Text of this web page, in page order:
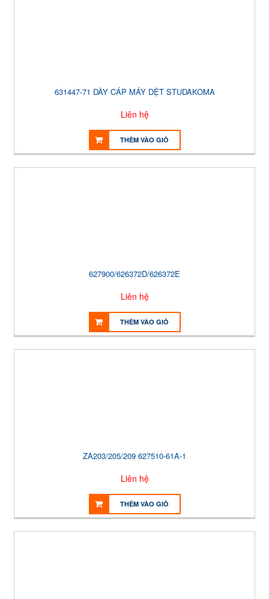
631447-71 DÂY CÁP MÁY DỆT STUDAKOMA
Liên hệ
THÊM VÀO GIỎ
627900/626372D/626372E
Liên hệ
THÊM VÀO GIỎ
ZA203/205/209 627510-61A-1
Liên hệ
THÊM VÀO GIỎ